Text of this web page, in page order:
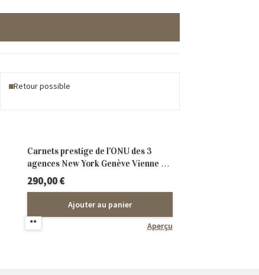
Retour possible
Carnets prestige de l’ONU des 3
agences New York Genève Vienne **
14 années 42 carnets
**
290,00€
Ajouter au panier
Aperçu